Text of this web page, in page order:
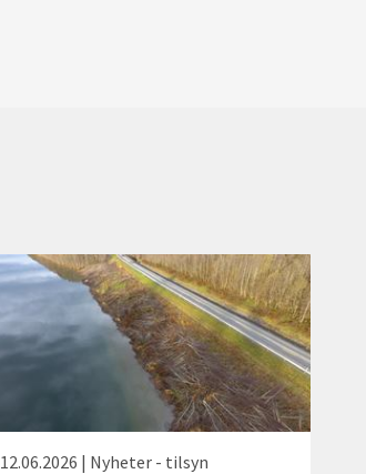
12.06.2026 | Nyheter - tilsyn